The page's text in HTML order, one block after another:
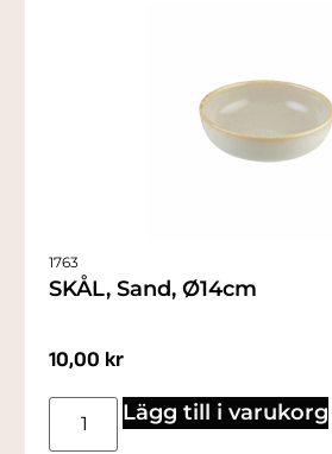
1763
SKÅL, Sand, Ø14cm
10,00 kr
Lägg till i varukorg